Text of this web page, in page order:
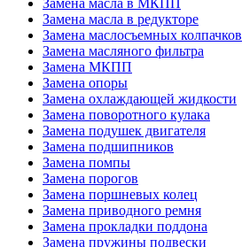
Замена масла в МКПП
Замена масла в редукторе
Замена маслосъемных колпачков
Замена масляного фильтра
Замена МКПП
Замена опоры
Замена охлаждающей жидкости
Замена поворотного кулака
Замена подушек двигателя
Замена подшипников
Замена помпы
Замена порогов
Замена поршневых колец
Замена приводного ремня
Замена прокладки поддона
Замена пружины подвески